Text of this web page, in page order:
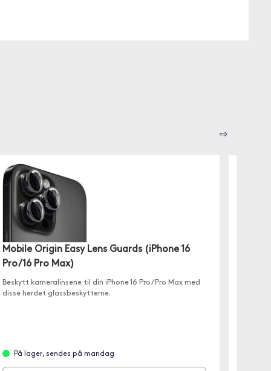
⇨
Mobile Origin Easy Lens Guards (iPhone 16
Pro/16 Pro Max)
Beskytt kameralinsene til din iPhone 16 Pro/ Pro Max med
disse herdet glassbeskytterne.
På lager, sendes på mandag